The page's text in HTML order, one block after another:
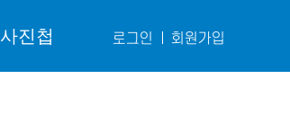
사진첩 로그인 회원가입